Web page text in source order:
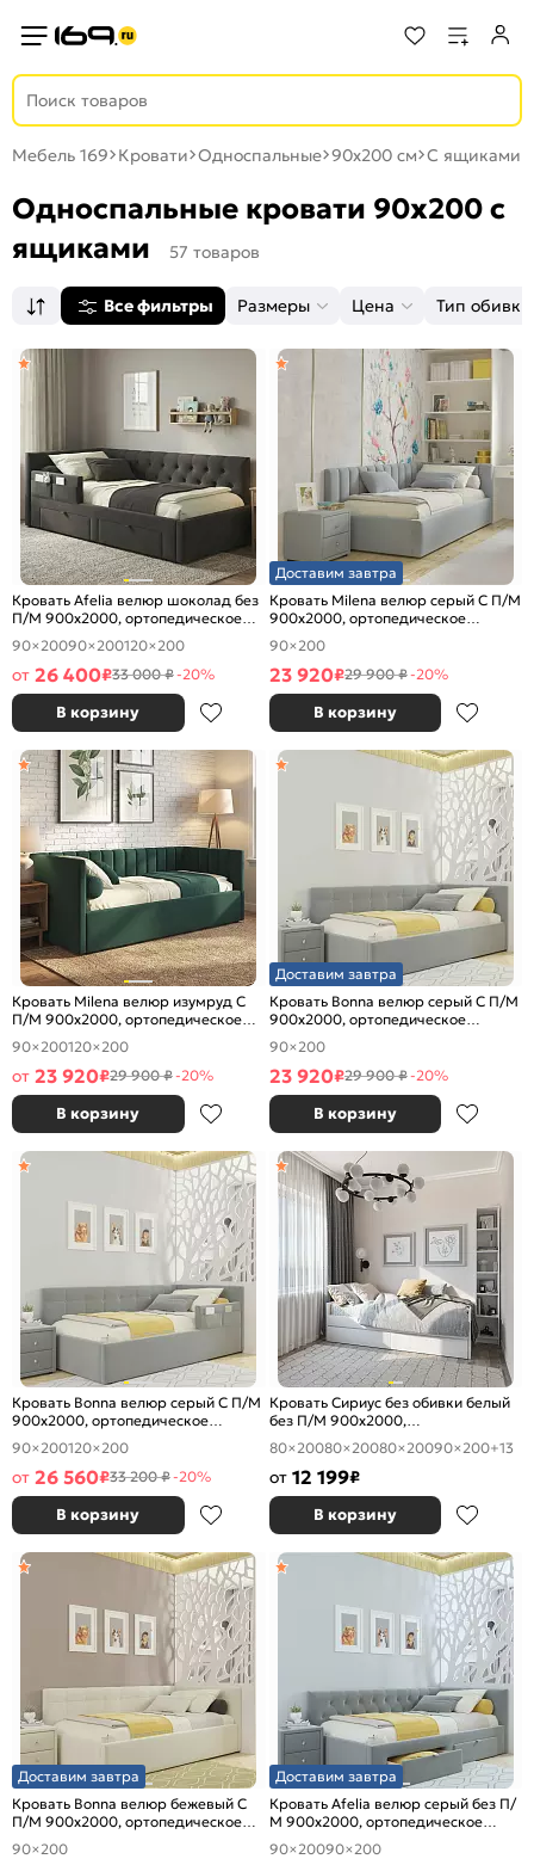
Мебель 169 Кровати Односпальные 90х200 см С ящиками
Односпальные кровати 90х200 с
ящиками
57 товаров
Все фильтры Размеры Цена Тип обивки
Кровать Afelia велюр шоколад без
П/М 900x2000, ортопедическое
основание, изголовье мягкое
90×20090×200120×200
от 26 400₽33 000 ₽-20%
В корзину
Доставим завтра
Кровать Milena велюр серый С П/М
900x2000, ортопедическое
основание, изголовье мягкое
90×200
23 920₽29 900 ₽-20%
В корзину
Кровать Milena велюр изумруд С
П/М 900x2000, ортопедическое
основание, изголовье мягкое
90×200120×200
от 23 920₽29 900 ₽-20%
В корзину
Доставим завтра
Кровать Bonna велюр серый С П/М
900x2000, ортопедическое
основание, изголовье мягкое
90×200
23 920₽29 900 ₽-20%
В корзину
Кровать Bonna велюр серый С П/М
900x2000, ортопедическое
основание, изголовье мягкое
90×200120×200
от 26 560₽33 200 ₽-20%
В корзину
Кровать Сириус без обивки белый
без П/М 900x2000,
ортопедическое основание,
изголовье жесткое
80×20080×20080×20090×200+13
от 12 199₽
В корзину
Доставим завтра
Кровать Bonna велюр бежевый С
П/М 900x2000, ортопедическое
основание, изголовье мягкое
90×200
Доставим завтра
Кровать Afelia велюр серый без П/
М 900x2000, ортопедическое
основание, изголовье мягкое
90×20090×200